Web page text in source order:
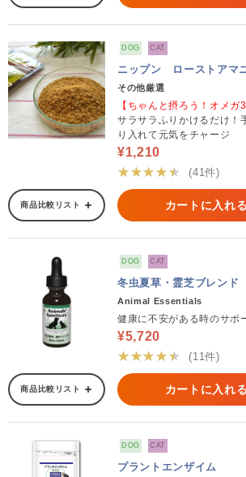
DOG CAT
ニップン ローストアマ
その他厳選
【ちゃんと摂ろう！オメガ
サラサラふりかけるだけ！
り入れて元気をチャージ
¥1,210
★★★★★
(41件)
商品比較リスト カートに入れる
DOG CAT
冬虫夏草・霊芝ブレンド
Animal Essentials
健康に不安がある時のサポ
¥5,720
★★★★★
(11件)
商品比較リスト カートに入れる
DOG CAT
プラントエンザイム